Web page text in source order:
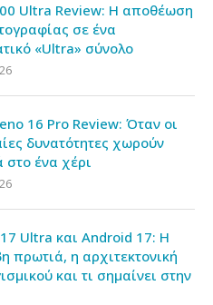
Ultra Review: Η αποθέωση
σε ένα
«Ultra» σύνολο
16 Pro Review: Όταν οι
δυνατότητες χωρούν
στο ένα χέρι
Ultra και Android 17: Η
πρωτιά, η αρχιτεκτονική
και τι σημαίνει στην